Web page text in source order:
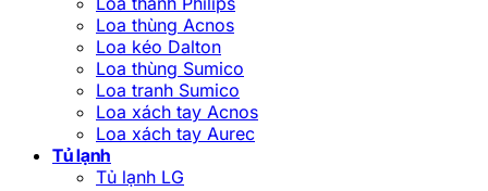
Loa thùng Acnos
Loa kéo Dalton
Loa thùng Sumico
Loa tranh Sumico
Loa xách tay Acnos
Loa xách tay Aurec
Tủ lạnh
Tủ lạnh LG